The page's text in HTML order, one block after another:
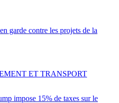
garde contre les projets de la
impose 15% de taxes sur le
ET TRANSPORT